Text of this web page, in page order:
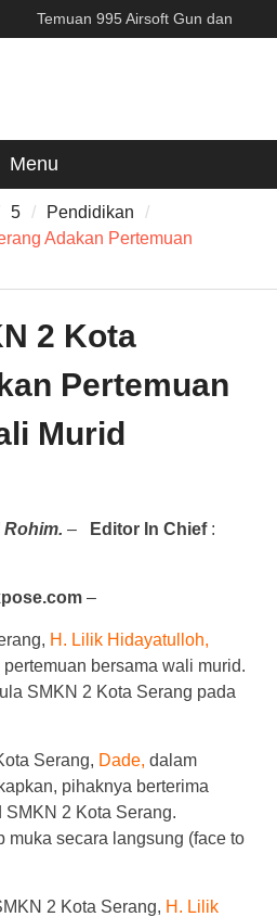
Temuan 995 Airsoft Gun dan
Narkoba di Sekolah Kebayoran
Masyarakat”
Menu
5
Pendidikan
Adakan Pertemuan
2 Kota
Pertemuan
Murid
Rohim. – Editor In Chief:
–
H. Lilik Hidayatulloh,
bersama wali murid.
SMKN 2 Kota Serang pada
Serang, Dade, dalam
pihaknya berterima
2 Kota Serang.
muka secara langsung (face to
2 Kota Serang, H. Lilik